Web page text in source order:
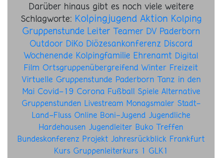
Darüber hinaus gibt es noch viele weitere
Schlagworte: Kolpingjugend Aktion Kolping
Gruppenstunde Leiter Teamer DV Paderborn
Outdoor DiKo Diözesankonferenz Discord
Wochenende Kolpingfamilie Ehrenamt Digital
Film Ortsgruppenübergreifend Winter Freizeit
Virtuelle Gruppenstunde Paderborn Tanz in den
Mai Covid-19 Corona Fußball Spiele Alternative
Gruppenstunden Livestream Monagsmaler Stadt-
Land-Fluss Online Boni-Jugend Jugendliche
Hardehausen Jugendleiter Buko Treffen
Bundeskonferenz Projekt Jahresrückblick Frankfurt
Kurs Gruppenleiterkurs 1 GLK1